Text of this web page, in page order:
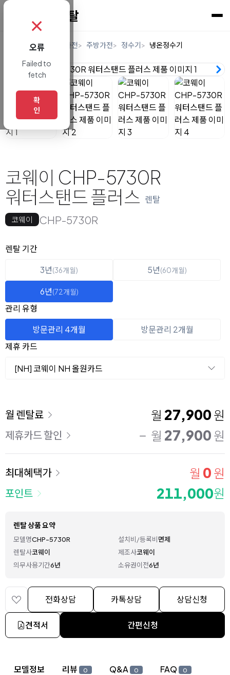
렌탈 디지털/가전 주방가전 정수기 냉온정수기
코웨이 CHP-5730R
워터스탠드 플러스 렌탈
코웨이 CHP-5730R
옵션 선택
렌탈 선택
렌탈 기간
3년(36개월) 5년(60개월)
6년(72개월)
관리 유형
방문관리 4개월
방문관리 2개월
제휴 카드
[NH] 코웨이 NH 올원카드
이용 요금
월 렌탈료 월 27,900 원
제휴카드 할인 월 27,900 원
최대혜택가 월 0 원
포인트 211,000원
렌탈 상품 요약
모델명CHP-5730R 설치비/등록비면제
렌탈사코웨이 제조사코웨이
의무사용기간6년 소유권이전6년
전화상담 카톡상담 상담신청
견적서 간편신청
상세 정보
모델정보 리뷰 0 Q&A 0 FAQ 0
✗
오류
Failed to
fetch
확
인